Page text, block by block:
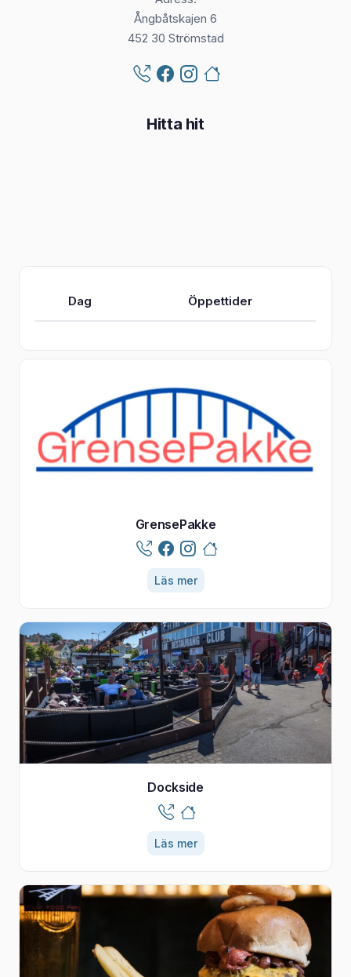
Ångbåtskajen 6
452 30 Strömstad
Hitta hit
Dag Öppettider
GrensePakke
Läs mer
Dockside
Läs mer